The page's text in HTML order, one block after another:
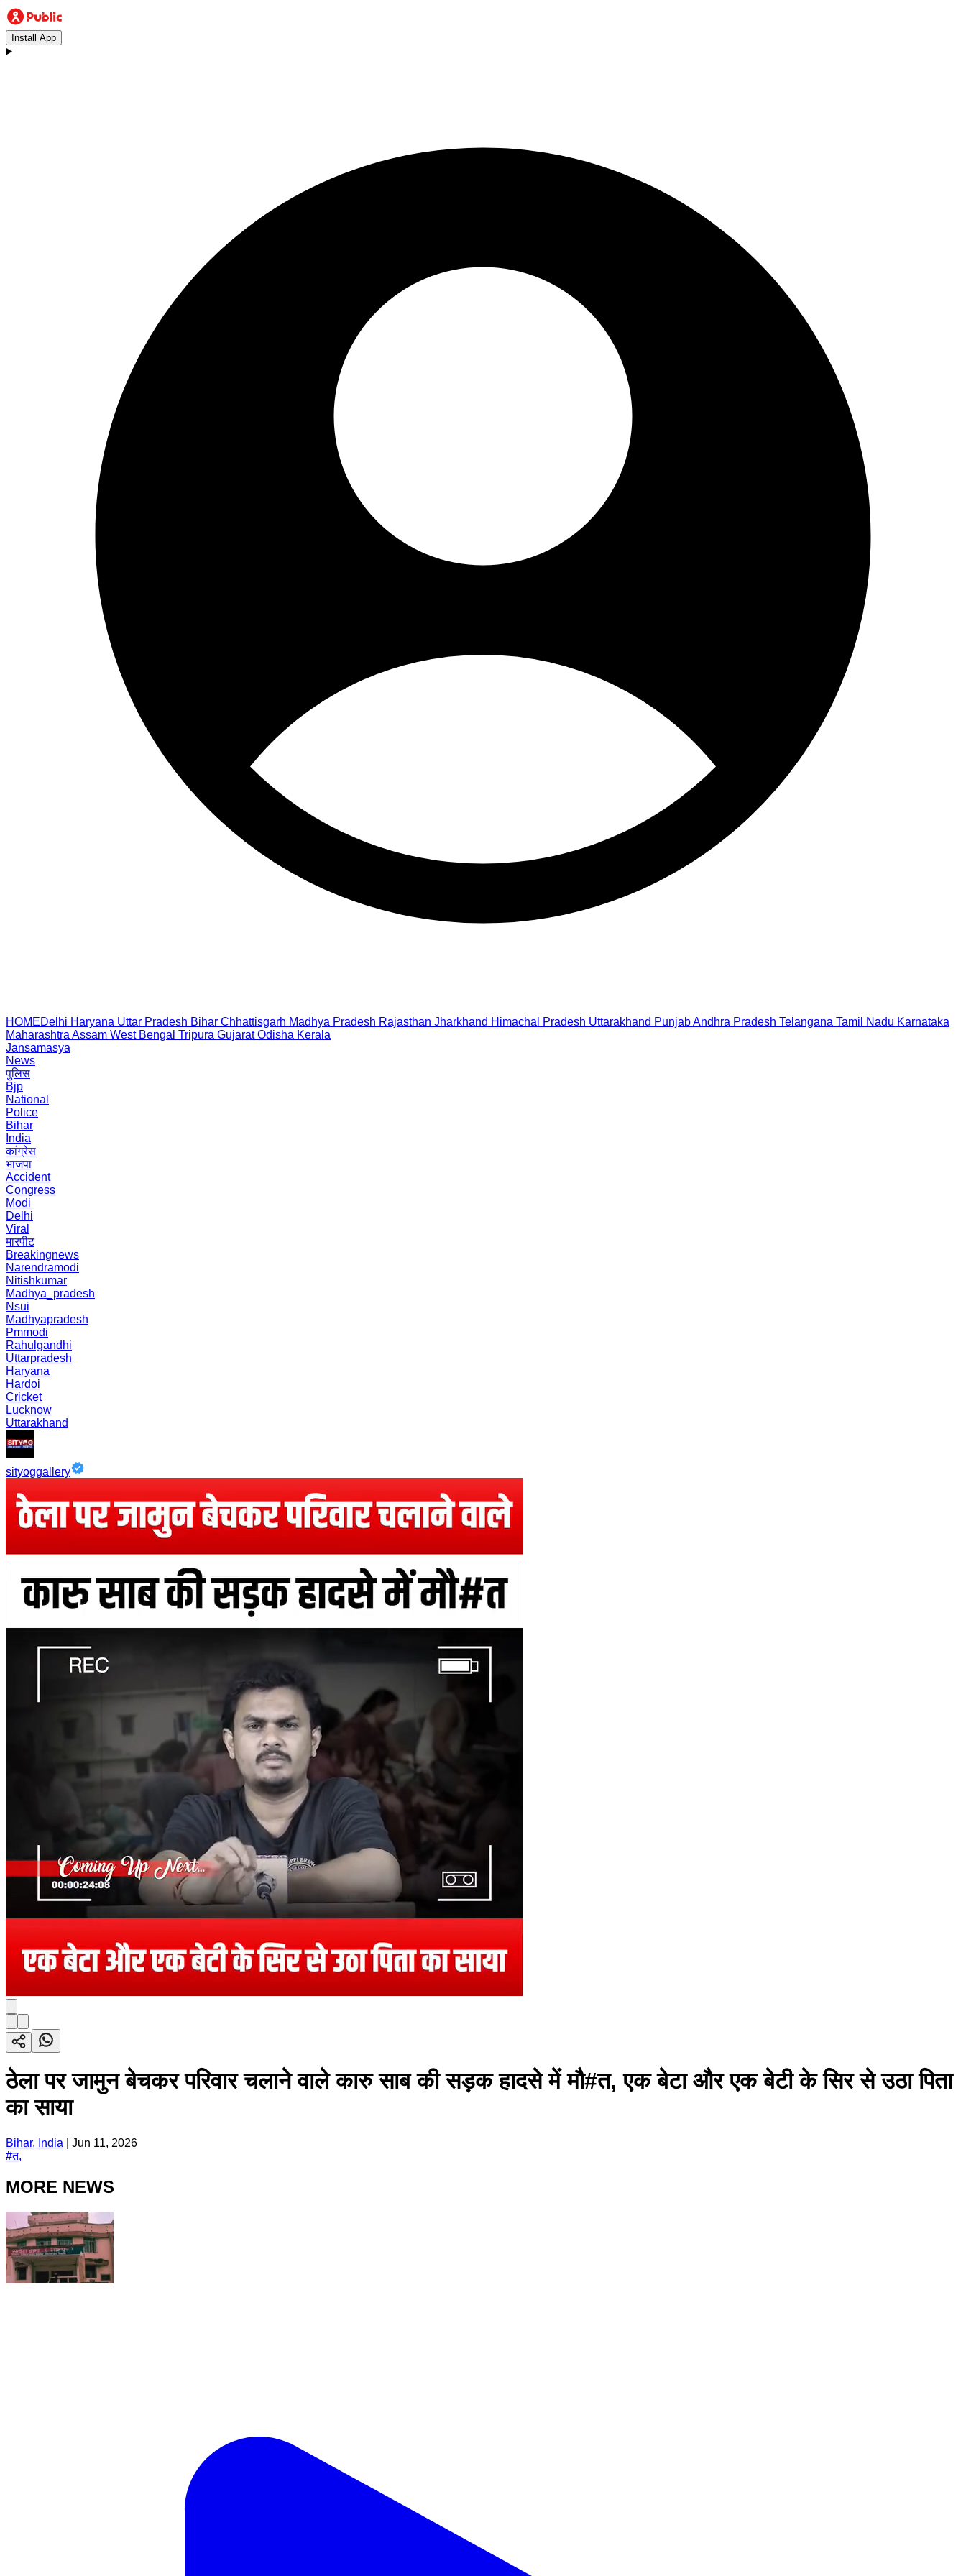
Install App
HOMEDelhi Haryana Uttar Pradesh Bihar Chhattisgarh Madhya Pradesh Rajasthan Jharkhand Himachal Pradesh Uttarakhand PunjabAndhra Pradesh Telangana Tamil Nadu Karnataka
Maharashtra Assam West Bengal Tripura Gujarat Odisha Kerala
Jansamasya
News
पुलिस
Bjp
National
Police
Bihar
India
कांग्रेस
भाजपा
Accident
Congress
Modi
Delhi
Viral
मारपीट
Breakingnews
Narendramodi
Nitishkumar
Madhya_pradesh
Nsui
Madhyapradesh
Pmmodi
Rahulgandhi
Uttarpradesh
Haryana
Hardoi
Cricket
Lucknow
Uttarakhand
sityoggallery
ठेला पर जामुन बेचकर परिवार चलाने वाले कारु साब की सड़क हादसे में मौ#त, एक बेटा और एक बेटी के सिर से उठा पिता
का साया
Bihar, India
Jun 11, 2026
#त,
MORE NEWS